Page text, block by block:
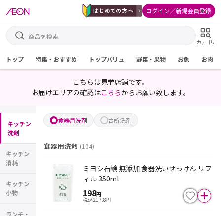
ログイン／新規会員登録
カテゴリ
トップ 特集・おすすめ トップバリュ 野菜・果物 お魚 お肉
こちらは見学店舗です。
お届けエリアの確認はこちらからお願い致します。
キッチン
洗剤
キッチン
消耗
キッチン
小物
ランチ・
食器用洗剤 台所洗剤
食器用洗剤 (104)
ミヨシ石鹸 無添加 食器洗いせっけん リフ
ィル 350ml
198円
税込217.8円